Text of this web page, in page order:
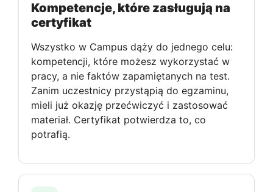
Kompetencje, które zasługują na
certyfikat
Wszystko w Campus dąży do jednego celu:
kompetencji, które możesz wykorzystać w
pracy, a nie faktów zapamiętanych na test.
Zanim uczestnicy przystąpią do egzaminu,
mieli już okazję przećwiczyć i zastosować
materiał. Certyfikat potwierdza to, co
potrafią.